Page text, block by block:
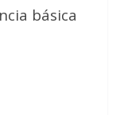
básica